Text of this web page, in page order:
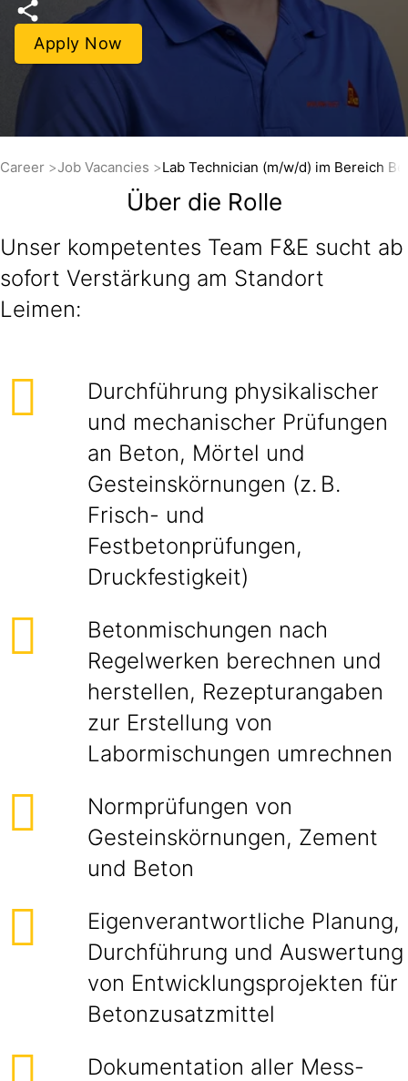
Apply Now
Career Job Vacancies Lab Technician (m/w/d) im Bereich
Über die Rolle
Unser kompetentes Team F&E sucht ab
sofort Verstärkung am Standort
Leimen:
Durchführung physikalischer
und mechanischer Prüfungen
an Beton, Mörtel und
Gesteinskörnungen (z. B.
Frisch- und
Festbetonprüfungen,
Druckfestigkeit)
Betonmischungen nach
Regelwerken berechnen und
herstellen, Rezepturangaben
zur Erstellung von
Labormischungen umrechnen
Normprüfungen von
Gesteinskörnungen, Zement
und Beton
Eigenverantwortliche Planung,
Durchführung und Auswertung
von Entwicklungsprojekten für
Betonzusatzmittel
Dokumentation aller Mess-